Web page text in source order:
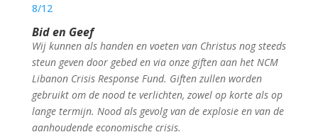
8/12
Bid en Geef
Wij kunnen als handen en voeten van Christus nog steeds
steun geven door gebed en via onze giften aan het NCM
Libanon Crisis Response Fund. Giften zullen worden
gebruikt om de nood te verlichten, zowel op korte als op
lange termijn. Nood als gevolg van de explosie en van de
aanhoudende economische crisis.